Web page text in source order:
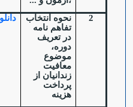
2
نحوه انتخاب
تفاهم نامه
در تعریف
دوره،
موضوع
معافیت
زندانیان از
پرداخت
هزینه